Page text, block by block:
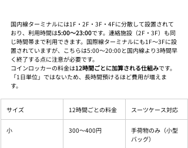
国内線ターミナルには1F・2F・3F・4Fに分散して設置されて
おり、利用時間は5:00〜23:00です。連絡施設（2F・3F）も同
じ時間帯まで利用できます。国際線ターミナルにも1F〜3Fに設
置されていますが、こちらは5:00〜20:00と国内線より3時間早
く終了する点に注意が必要です。
コインロッカーの料金は12時間ごとに加算される仕組みです。
「1日単位」ではないため、長時間預けるほど費用が増えま
す。
サイズ 12時間ごとの料金 スーツケース対応
小 300〜400円
手荷物のみ（小型
バッグ）